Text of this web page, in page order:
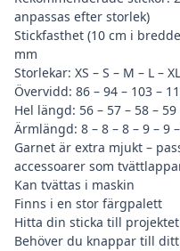
anpassas efter storlek)
Stickfasthet (10 cm i
mm
Storlekar: XS – S – M – L –
Övervidd: 86 – 94 – 103 –
Hel längd: 56 – 57 – 58 – 59
Ärmlängd: 8 – 8 – 8 – 9 – 9
Garnet är extra mjukt –
accessoarer som
Kan tvättas i maskin
Finns i en stor färgpalett
Hitta din sticka till
Behöver du knappar till ditt